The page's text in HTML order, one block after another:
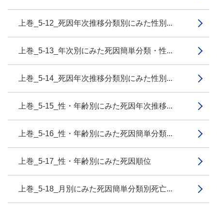
上巻_5-12_死因年次推移分類別にみた性別...
上巻_5-13_年次別にみた死因簡単分類・性...
上巻_5-14_死因年次推移分類別にみた性別...
上巻_5-15_性・年齢別にみた死因年次推移...
上巻_5-16_性・年齢別にみた死因簡単分類...
上巻_5-17_性・年齢別にみた死因順位
上巻_5-18_月別にみた死因簡単分類別死亡...